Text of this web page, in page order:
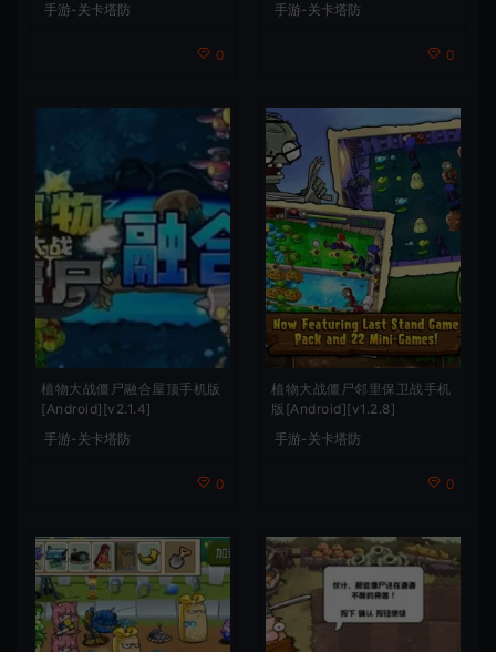
手游-关卡塔防
0
手游-关卡塔防
0
植物大战僵尸融合屋顶手机版
[Android][v2.1.4]
手游-关卡塔防
0
植物大战僵尸邻里保卫战手机
版[Android][v1.2.8]
手游-关卡塔防
0